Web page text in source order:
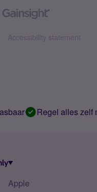
Accessibility statement
Regel alles zelf
Apple